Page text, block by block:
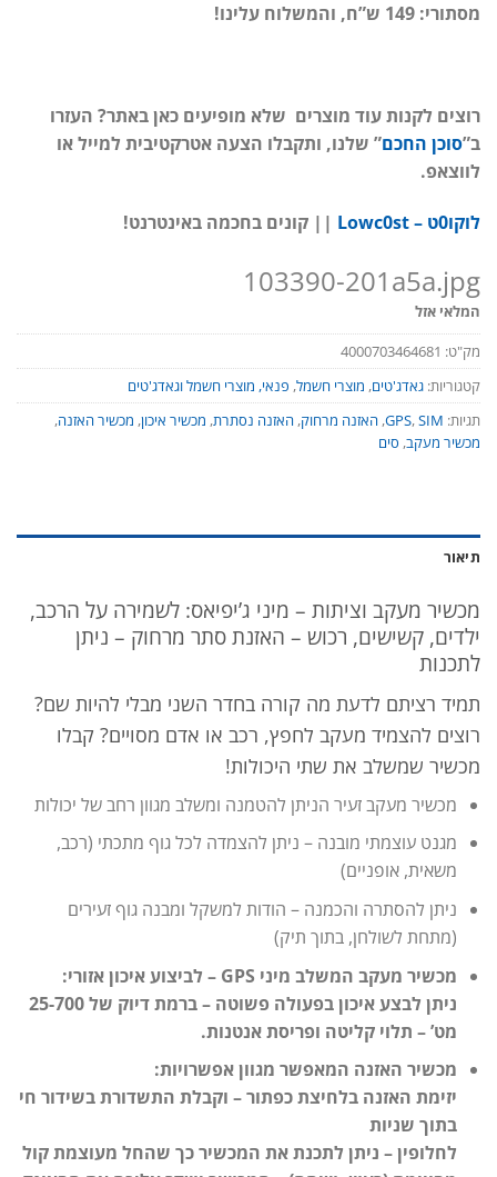
מסתורי: 149 ש”ח, והמשלוח עלינו!
רוצים לקנות עוד מוצרים שלא מופיעים כאן באתר? העזרו
ב”סוכן החכם” שלנו, ותקבלו הצעה אטרקטיבית למייל או
לווצאפ.
לוקו0ט – Lowc0st || קונים בחכמה באינטרנט!
103390-201a5a.jpg
המלאי אזל
מק"ט: 4000703464681
קטגוריות: גאדג'טים, מוצרי חשמל, פנאי, מוצרי חשמל וגאדג'טים
תגיות:
GPS,SIM
, האזנה מרחוק, האזנה נסתרת, מכשיר איכון, מכשיר האזנה,
מכשיר מעקב, סים
תיאור
מכשיר מעקב וציתות – מיני ג’יפיאס: לשמירה על הרכב,
ילדים, קשישים, רכוש – האזנת סתר מרחוק – ניתן
לתכנות
תמיד רציתם לדעת מה קורה בחדר השני מבלי להיות שם?
רוצים להצמיד מעקב לחפץ, רכב או אדם מסויים? קבלו
מכשיר שמשלב את שתי היכולות!
מכשיר מעקב זעיר הניתן להטמנה ומשלב מגוון רחב של יכולות
מגנט עוצמתי מובנה – ניתן להצמדה לכל גוף מתכתי (רכב,
משאית, אופניים)
ניתן להסתרה והכמנה – הודות למשקל ומבנה גוף זעירים
(מתחת לשולחן, בתוך תיק)
מכשיר מעקב המשלב מיני GPS – לביצוע איכון אזורי:
ניתן לבצע איכון בפעולה פשוטה – ברמת דיוק של 25-700
מט’ – תלוי קליטה ופריסת אנטנות.
מכשיר האזנה המאפשר מגוון אפשרויות:
יזימת האזנה בלחיצת כפתור – וקבלת התשדורת בשידור חי
בתוך שניות
לחלופין – ניתן לתכנת את המכשיר כך שהחל מעוצמת קול